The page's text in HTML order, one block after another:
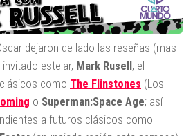
dejaron de lado las reseñas (mas
estelar, Mark Rusell, el
como The Flinstones (Los
o Superman:Space Age; así
a futuros clásicos como